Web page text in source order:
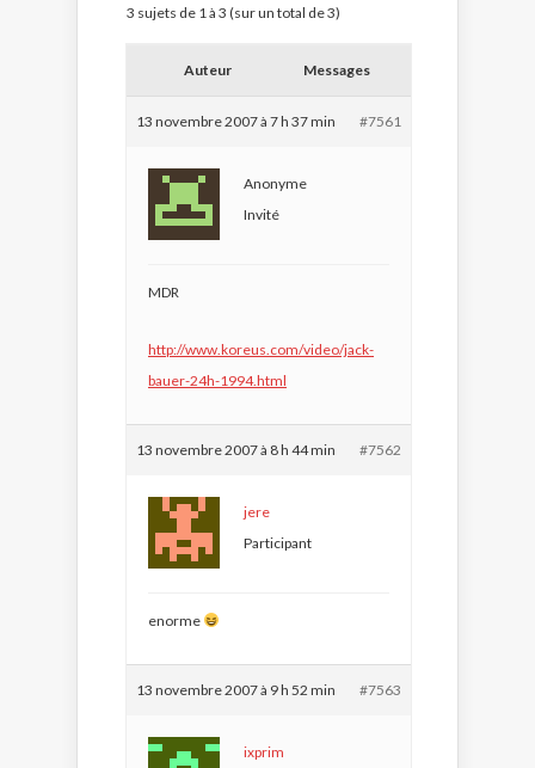
3 sujets de 1 à 3 (sur un total de 3)
Auteur Messages
13 novembre 2007 à 7 h 37 min #7561
Anonyme
Invité
MDR
http://www.koreus.com/video/jack-
bauer-24h-1994.html
13 novembre 2007 à 8 h 44 min #7562
jere
Participant
enorme
13 novembre 2007 à 9 h 52 min #7563
ixprim